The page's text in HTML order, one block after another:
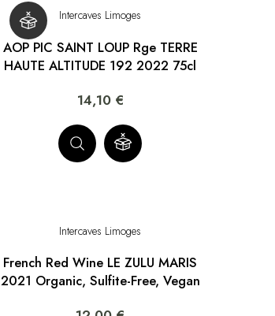
Intercaves Limoges
AOP PIC SAINT LOUP Rge TERRE
HAUTE ALTITUDE 192 2022 75cl
14,10 €
Intercaves Limoges
French Red Wine LE ZULU MARIS
2021 Organic, Sulfite-Free, Vegan